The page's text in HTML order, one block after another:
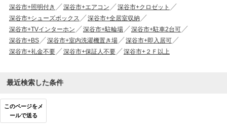
深谷市+照明付き
深谷市+エアコン
深谷市+クロゼット
深谷市+シューズボックス
深谷市+全居室収納
深谷市+TVインターホン
深谷市+駐輪場
深谷市+駐車2台可
深谷市+BS
深谷市+室内洗濯機置き場
深谷市+即入居可
深谷市+礼金不要
深谷市+保証人不要 深谷市+２Ｆ以上
最近検索した条件
このページをメ
ールで送る